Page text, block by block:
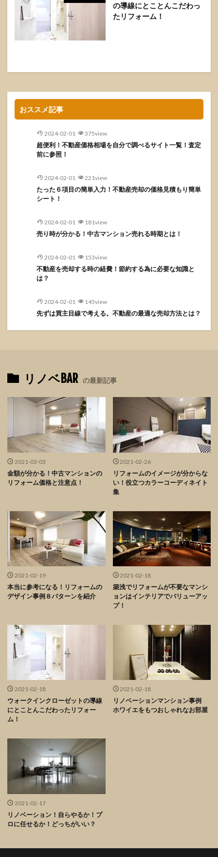
の導線にとことんこだわっ
たリフォーム！
おススメ記事
2024-02-01 375view
超便利！不動産価格相場を自分で調べるサイト一覧！査定
前に参照！
2024-02-01 221view
たった６項目の簡単入力！不動産売却の価格見積もり簡単
シート！
2024-02-01 181view
売り時が分かる！中古マンション売れる時期とは！
2024-02-01 153view
不動産を売却する時の経費！節約する為に必要な知識と
は？
2024-02-01 145view
先ずは買主目線で考える。不動産の最適な売却方法とは？
リノベBAR の最新記事
2021-03-03
金額が分かる！中古マンションの
リフォーム価格と注意点！
2021-02-26
リフォームのイメージが分からな
い！役立つカラーコーディネイト
集
2021-02-19
本当に参考になる！リフォームの
デザイン事例８パターンを紹介
2021-02-18
築浅でリフォームが不要なマンシ
ョンはインテリアでバリューアッ
プ！
2021-02-18
ウォークインクローゼットの導線
にとことんこだわったリフォー
ム！
2021-02-18
リノベーションマンション事例
ホワイエをもつおしゃれなお部屋
2021-02-17
リノベーション！自らやるか！プ
ロに任せるか！どっちがいい？